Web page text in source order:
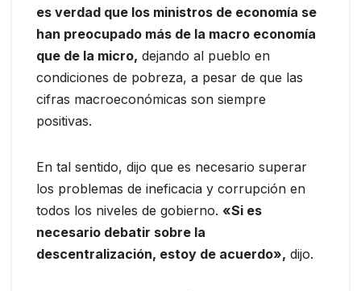
es verdad que los ministros de economía se
han preocupado más de la macro economía
que de la micro, dejando al pueblo en
condiciones de pobreza, a pesar de que las
cifras macroeconómicas son siempre
positivas.
En tal sentido, dijo que es necesario superar
los problemas de ineficacia y corrupción en
todos los niveles de gobierno. «Si es
necesario debatir sobre la
descentralización, estoy de acuerdo», dijo.